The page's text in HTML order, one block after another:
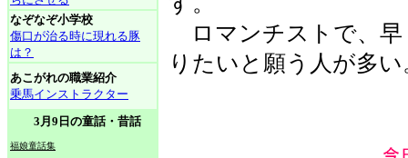
なぞなぞ小学校
傷口が治る時に現れる豚
は？
あこがれの職業紹介
乗馬インストラクター
3月9日の童話・昔話
福娘童話集
ロマンチストで、早
りたいと願う人が多い